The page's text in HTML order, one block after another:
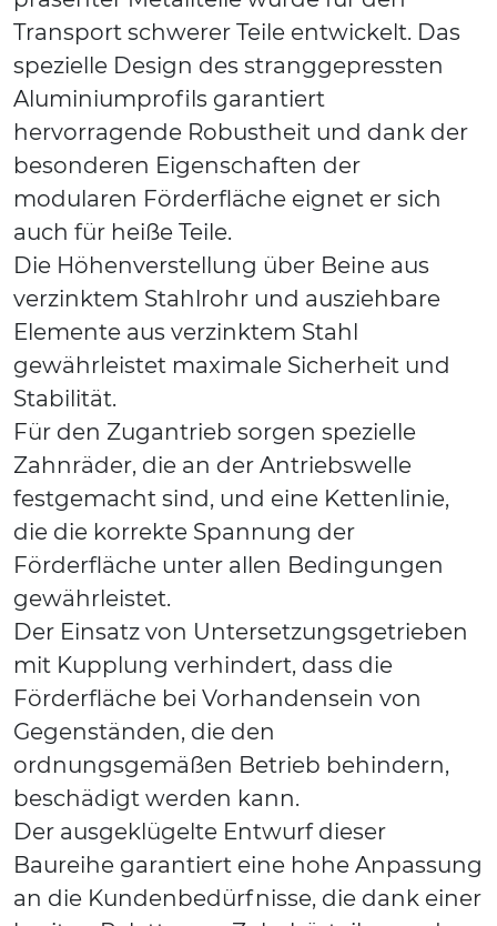
Transport schwerer Teile entwickelt. Das
spezielle Design des stranggepressten
Aluminiumprofils garantiert
hervorragende Robustheit und dank der
besonderen Eigenschaften der
modularen Förderfläche eignet er sich
auch für heiße Teile.
Die Höhenverstellung über Beine aus
verzinktem Stahlrohr und ausziehbare
Elemente aus verzinktem Stahl
gewährleistet maximale Sicherheit und
Stabilität.
Für den Zugantrieb sorgen spezielle
Zahnräder, die an der Antriebswelle
festgemacht sind, und eine Kettenlinie,
die die korrekte Spannung der
Förderfläche unter allen Bedingungen
gewährleistet.
Der Einsatz von Untersetzungsgetrieben
mit Kupplung verhindert, dass die
Förderfläche bei Vorhandensein von
Gegenständen, die den
ordnungsgemäßen Betrieb behindern,
beschädigt werden kann.
Der ausgeklügelte Entwurf dieser
Baureihe garantiert eine hohe Anpassung
an die Kundenbedürfnisse, die dank einer